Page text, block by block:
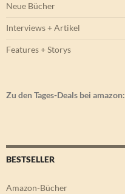
Neue Bücher
Interviews + Artikel
Features + Storys
Zu den Tages-Deals bei amazon:
BESTSELLER
Amazon-Bücher